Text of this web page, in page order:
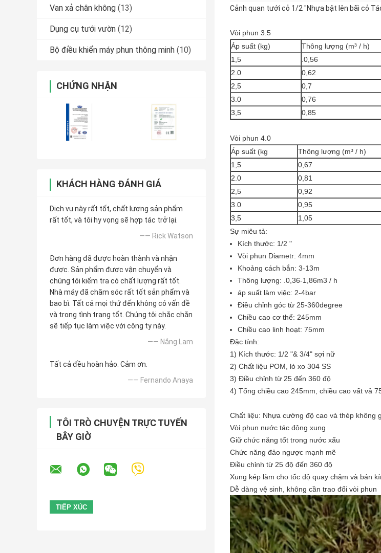
Van xả chân không (13)
Dụng cụ tưới vườn (12)
Bộ điều khiển máy phun thông minh (10)
CHỨNG NHẬN
KHÁCH HÀNG ĐÁNH GIÁ
Dịch vụ này rất tốt, chất lượng sản phẩm
rất tốt, và tôi hy vọng sẽ hợp tác trở lại.
—— Rick Watson
Đơn hàng đã được hoàn thành và nhận
được. Sản phẩm được vận chuyển và
chúng tôi kiểm tra có chất lượng rất tốt.
Nhà máy đã chăm sóc rất tốt sản phẩm và
bao bì. Tất cả mọi thứ đến không có vấn đề
và trong tình trạng tốt. Chúng tôi chắc chắn
sẽ tiếp tục làm việc với công ty này.
—— Nắng Lam
Tất cả đều hoàn hảo. Cảm ơn.
—— Fernando Anaya
TÔI TRÒ CHUYỆN TRỰC TUYẾN
BÂY GIỜ
Cảnh quan tưới cỏ 1/2 "Nhựa bật lên bãi cỏ
Vòi phun 3.5
Áp suất (kg)
Thông lượng (m³ / h)
1,5
.0,56
2.0
0,62
2,5
0,7
3.0
0,76
3,5
0,85
Vòi phun 4.0
Áp suất (kg
Thông lượng (m³ / h)
1,5
0,67
2.0
0,81
2,5
0,92
3.0
0,95
3,5
1,05
Sự miêu tả:
Kích thước: 1/2 "
Vòi phun Diametr: 4mm
Khoảng cách bắn: 3-13m
Thông lượng: .0,36-1,86m3 / h
áp suất làm việc: 2-4bar
Điều chỉnh góc từ 25-360degree
Chiều cao cơ thể: 245mm
Chiều cao linh hoạt: 75mm
Đặc tính:
1) Kích thước: 1/2 "& 3/4" sợi nữ
2) Chất liệu POM, lò xo 304 SS
3) Điều chỉnh từ 25 đến 360 độ
4) Tổng chiều cao 245mm, chiều cao vất vả
Chất liệu: Nhựa cường độ cao và thép không
Vòi phun nước tác động xung
Giữ chức năng tốt trong nước xấu
Chức năng đảo ngược mạnh mẽ
Điều chỉnh từ 25 độ đến 360 độ
Xung kép làm cho tốc độ quay chậm và bán
Dễ dàng vệ sinh, không cần trao đổi vòi phun